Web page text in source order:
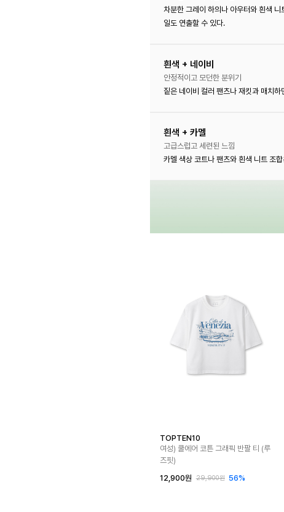
차분한 그레이 하의나 아우터와 흰색
일도 연출할 수 있다.
흰색 + 네이비
안정적이고 모던한 분위기
짙은 네이비 컬러 팬츠나 재킷과 매치
흰색 + 카멜
고급스럽고 세련된 느낌
카멜 색상 코트나 팬츠와 흰색 니트 조
TOPTEN10
여성) 쿨에어 코튼 그래픽 반팔 티 (루
즈핏)
12,900원
29,900원 56%